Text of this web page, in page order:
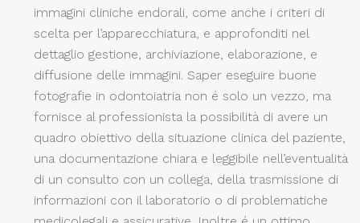
immagini cliniche endorali, come anche i criteri di
scelta per l’apparecchiatura, e approfonditi nel
dettaglio gestione, archiviazione, elaborazione, e
diffusione delle immagini. Saper eseguire buone
fotografie in odontoiatria non é solo un vezzo, ma
fornisce al professionista la possibilità di avere un
quadro obiettivo della situazione clinica del paziente,
una documentazione chiara e leggibile nell’eventualità
di un consulto con un collega, della trasmissione di
informazioni con il laboratorio o di problematiche